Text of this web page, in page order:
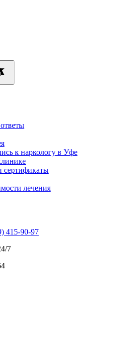
к наркологу в Уфе
сертификаты
лечения
415-90-97
7